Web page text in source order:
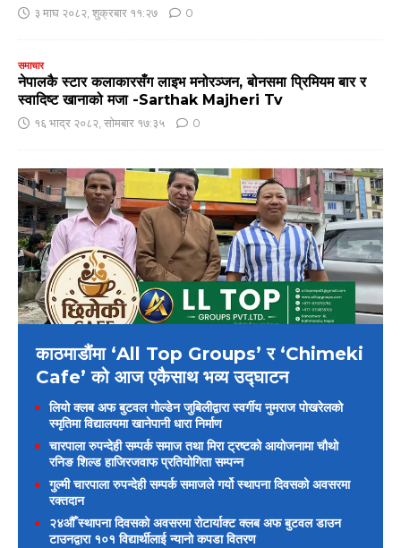
३ माघ २०८२, शुक्रबार ११:२७ 0
समाचार
नेपालकै स्टार कलाकारसँग लाइभ मनोरञ्जन, बोनसमा प्रिमियम बार र
स्वादिष्ट खानाको मजा -Sarthak Majheri Tv
१६ भाद्र २०८२, सोमबार १७:३५ 0
काठमाडौंमा ‘All Top Groups’ र ‘Chimeki
Cafe’ को आज एकैसाथ भव्य उद्घाटन
लियो क्लब अफ बुटवल गोल्डेन जुबिलीद्वारा स्वर्गीय नुमराज पोखरेलको
स्मृतिमा विद्यालयमा खानेपानी धारा निर्माण
चारपाला रुपन्देही सम्पर्क समाज तथा मिरा ट्रष्टको आयोजनामा चौथो
रनिङ शिल्ड हाजिरजवाफ प्रतियोगिता सम्पन्न
गुल्मी चारपाला रुपन्देही सम्पर्क समाजले गर्यो स्थापना दिवसको अवसरमा
रक्तदान
२४औँ स्थापना दिवसको अवसरमा रोटार्याक्ट क्लब अफ बुटवल डाउन
टाउनद्वारा १०१ विद्यार्थीलाई न्यानो कपडा वितरण